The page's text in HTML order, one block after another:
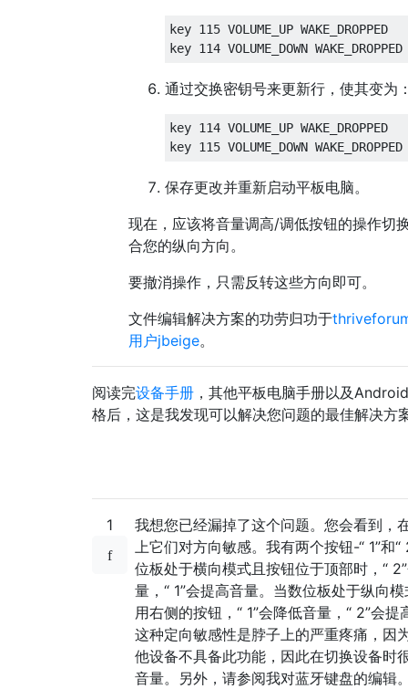
key 115 VOLUME_UP WAKE_DROPPED
通过交换密钥号来更新行，使其变为
key 114 VOLUME_UP WAKE_DROPPED
保存更改并重新启动平板电脑。
现在，应该将音量调高/调低按钮的操作切
合您的纵向方向。
要撤消操作，只需反转这些方向即可。
文件编辑解决方案的功劳归功于
用户jbeige。
阅读完设备手册 ，其他平板电脑手册以及
格后，这是我发现可以解决您问题的最佳解决方
1
我想您已经漏掉了这个问题。您会看到，
上它们对方向敏感。我有两个按钮-“ 1”和“
位板处于横向模式且按钮位于顶部时，“
量，“ 1”会提高音量。当数位板处于纵向
用右侧的按钮，“ 1”会降低音量，“ 2”会提
这种定向敏感性是脖子上的严重疼痛，因
他设备不具备此功能，因此在切换设备时
音量。另外，请参阅我对蓝牙键盘的编辑